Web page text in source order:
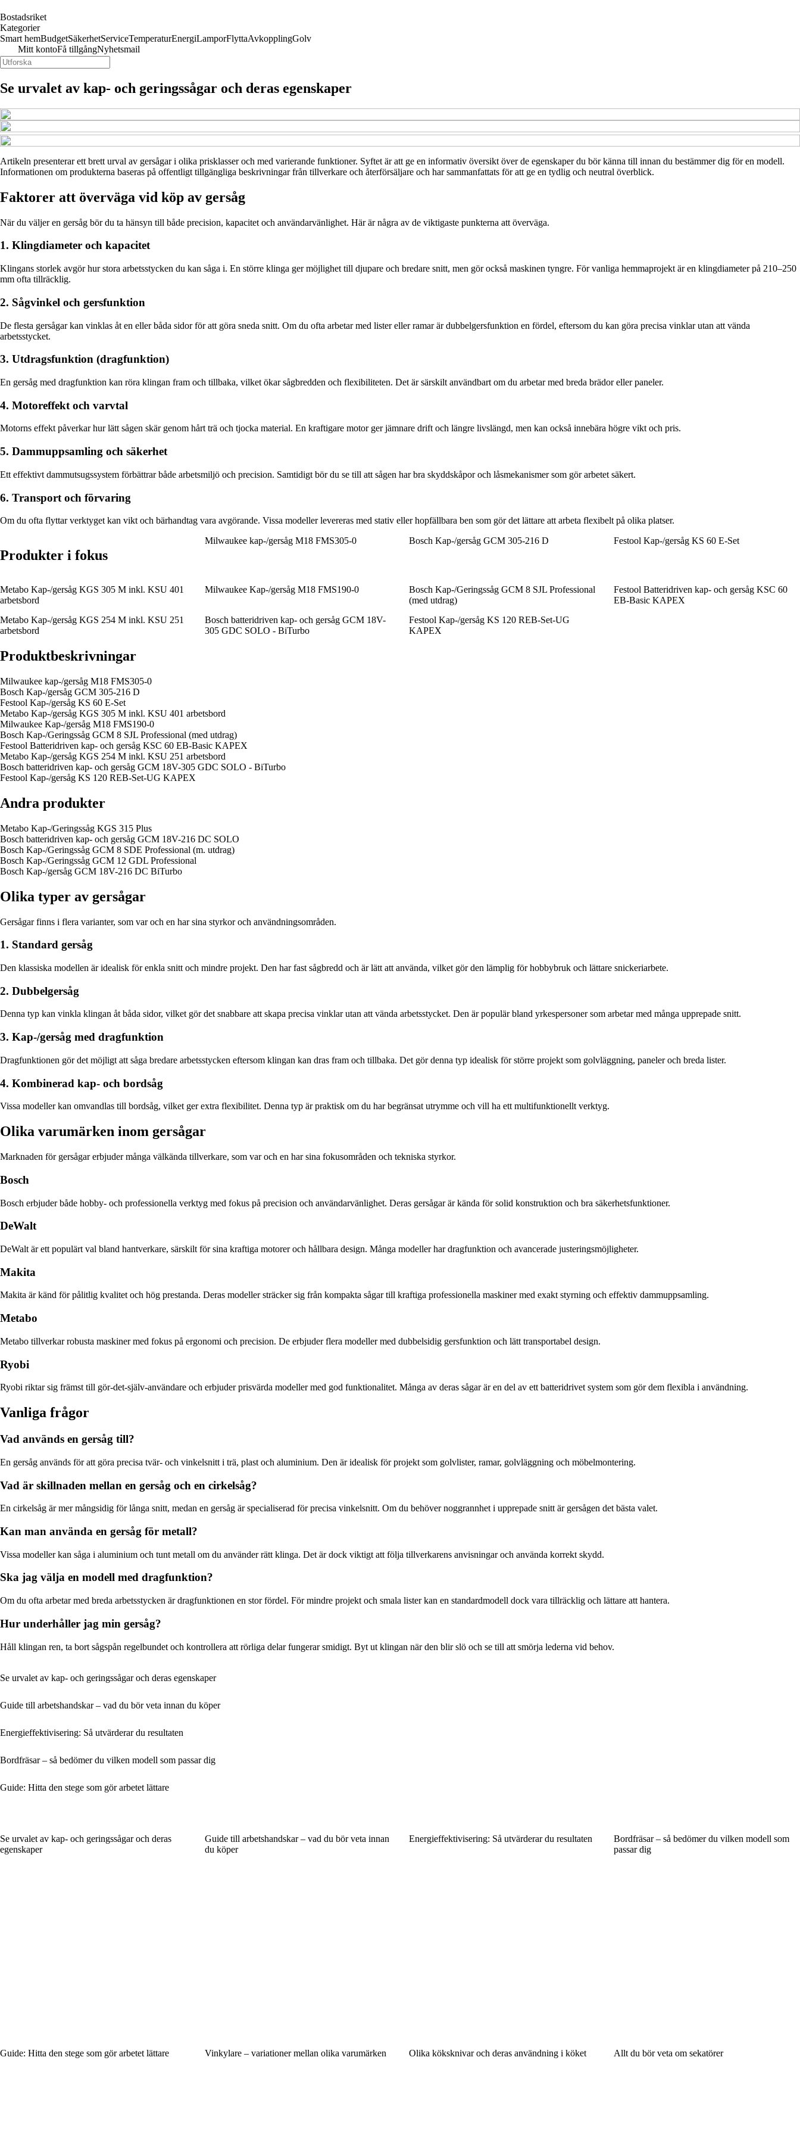
Bostadsriket
Kategorier
Smart hemBudgetSäkerhetServiceTemperaturEnergiLamporFlyttaAvkopplingGolv
Mitt kontoFå tillgångNyhetsmail
Se urvalet av kap- och geringssågar och deras egenskaper
Artikeln presenterar ett brett urval av gersågar i olika prisklasser och med varierande funktioner. Syftet är att ge en informativ översikt över de egenskaper du bör känna till innan du bestämmer dig för en modell.
Informationen om produkterna baseras på offentligt tillgängliga beskrivningar från tillverkare och återförsäljare och har sammanfattats för att ge en tydlig och neutral överblick.
Faktorer att överväga vid köp av gersåg
När du väljer en gersåg bör du ta hänsyn till både precision, kapacitet och användarvänlighet. Här är några av de viktigaste punkterna att överväga.
1. Klingdiameter och kapacitet
Klingans storlek avgör hur stora arbetsstycken du kan såga i. En större klinga ger möjlighet till djupare och bredare snitt, men gör också maskinen tyngre. För vanliga hemmaprojekt är en klingdiameter på 210–250
mm ofta tillräcklig.
2. Sågvinkel och gersfunktion
De flesta gersågar kan vinklas åt en eller båda sidor för att göra sneda snitt. Om du ofta arbetar med lister eller ramar är dubbelgersfunktion en fördel, eftersom du kan göra precisa vinklar utan att vända
arbetsstycket.
3. Utdragsfunktion (dragfunktion)
En gersåg med dragfunktion kan röra klingan fram och tillbaka, vilket ökar sågbredden och flexibiliteten. Det är särskilt användbart om du arbetar med breda brädor eller paneler.
4. Motoreffekt och varvtal
Motorns effekt påverkar hur lätt sågen skär genom hårt trä och tjocka material. En kraftigare motor ger jämnare drift och längre livslängd, men kan också innebära högre vikt och pris.
5. Dammuppsamling och säkerhet
Ett effektivt dammutsugssystem förbättrar både arbetsmiljö och precision. Samtidigt bör du se till att sågen har bra skyddskåpor och låsmekanismer som gör arbetet säkert.
6. Transport och förvaring
Om du ofta flyttar verktyget kan vikt och bärhandtag vara avgörande. Vissa modeller levereras med stativ eller hopfällbara ben som gör det lättare att arbeta flexibelt på olika platser.
Produkter i fokus
Milwaukee kap-/gersåg M18 FMS305-0 Bosch Kap-/gersåg GCM 305-216 D Festool Kap-/gersåg KS 60 E-Set
Metabo Kap-/gersåg KGS 305 M inkl. KSU 401
arbetsbord
Milwaukee Kap-/gersåg M18 FMS190-0
Bosch Kap-/Geringssåg GCM 8 SJL Professional
(med utdrag)
Festool Batteridriven kap- och gersåg KSC 60
EB-Basic KAPEX
Metabo Kap-/gersåg KGS 254 M inkl. KSU 251
arbetsbord
Bosch batteridriven kap- och gersåg GCM 18V-
305 GDC SOLO - BiTurbo
Festool Kap-/gersåg KS 120 REB-Set-UG
KAPEX
Produktbeskrivningar
Milwaukee kap-/gersåg M18 FMS305-0
Bosch Kap-/gersåg GCM 305-216 D
Festool Kap-/gersåg KS 60 E-Set
Metabo Kap-/gersåg KGS 305 M inkl. KSU 401 arbetsbord
Milwaukee Kap-/gersåg M18 FMS190-0
Bosch Kap-/Geringssåg GCM 8 SJL Professional (med utdrag)
Festool Batteridriven kap- och gersåg KSC 60 EB-Basic KAPEX
Metabo Kap-/gersåg KGS 254 M inkl. KSU 251 arbetsbord
Bosch batteridriven kap- och gersåg GCM 18V-305 GDC SOLO - BiTurbo
Festool Kap-/gersåg KS 120 REB-Set-UG KAPEX
Andra produkter
Metabo Kap-/Geringssåg KGS 315 Plus
Bosch batteridriven kap- och gersåg GCM 18V-216 DC SOLO
Bosch Kap-/Geringssåg GCM 8 SDE Professional (m. utdrag)
Bosch Kap-/Geringssåg GCM 12 GDL Professional
Bosch Kap-/gersåg GCM 18V-216 DC BiTurbo
Olika typer av gersågar
Gersågar finns i flera varianter, som var och en har sina styrkor och användningsområden.
1. Standard gersåg
Den klassiska modellen är idealisk för enkla snitt och mindre projekt. Den har fast sågbredd och är lätt att använda, vilket gör den lämplig för hobbybruk och lättare snickeriarbete.
2. Dubbelgersåg
Denna typ kan vinkla klingan åt båda sidor, vilket gör det snabbare att skapa precisa vinklar utan att vända arbetsstycket. Den är populär bland yrkespersoner som arbetar med många upprepade snitt.
3. Kap-/gersåg med dragfunktion
Dragfunktionen gör det möjligt att såga bredare arbetsstycken eftersom klingan kan dras fram och tillbaka. Det gör denna typ idealisk för större projekt som golvläggning, paneler och breda lister.
4. Kombinerad kap- och bordsåg
Vissa modeller kan omvandlas till bordsåg, vilket ger extra flexibilitet. Denna typ är praktisk om du har begränsat utrymme och vill ha ett multifunktionellt verktyg.
Olika varumärken inom gersågar
Marknaden för gersågar erbjuder många välkända tillverkare, som var och en har sina fokusområden och tekniska styrkor.
Bosch
Bosch erbjuder både hobby- och professionella verktyg med fokus på precision och användarvänlighet. Deras gersågar är kända för solid konstruktion och bra säkerhetsfunktioner.
DeWalt
DeWalt är ett populärt val bland hantverkare, särskilt för sina kraftiga motorer och hållbara design. Många modeller har dragfunktion och avancerade justeringsmöjligheter.
Makita
Makita är känd för pålitlig kvalitet och hög prestanda. Deras modeller sträcker sig från kompakta sågar till kraftiga professionella maskiner med exakt styrning och effektiv dammuppsamling.
Metabo
Metabo tillverkar robusta maskiner med fokus på ergonomi och precision. De erbjuder flera modeller med dubbelsidig gersfunktion och lätt transportabel design.
Ryobi
Ryobi riktar sig främst till gör-det-själv-användare och erbjuder prisvärda modeller med god funktionalitet. Många av deras sågar är en del av ett batteridrivet system som gör dem flexibla i användning.
Vanliga frågor
Vad används en gersåg till?
En gersåg används för att göra precisa tvär- och vinkelsnitt i trä, plast och aluminium. Den är idealisk för projekt som golvlister, ramar, golvläggning och möbelmontering.
Vad är skillnaden mellan en gersåg och en cirkelsåg?
En cirkelsåg är mer mångsidig för långa snitt, medan en gersåg är specialiserad för precisa vinkelsnitt. Om du behöver noggrannhet i upprepade snitt är gersågen det bästa valet.
Kan man använda en gersåg för metall?
Vissa modeller kan såga i aluminium och tunt metall om du använder rätt klinga. Det är dock viktigt att följa tillverkarens anvisningar och använda korrekt skydd.
Ska jag välja en modell med dragfunktion?
Om du ofta arbetar med breda arbetsstycken är dragfunktionen en stor fördel. För mindre projekt och smala lister kan en standardmodell dock vara tillräcklig och lättare att hantera.
Hur underhåller jag min gersåg?
Håll klingan ren, ta bort sågspån regelbundet och kontrollera att rörliga delar fungerar smidigt. Byt ut klingan när den blir slö och se till att smörja lederna vid behov.
Se urvalet av kap- och geringssågar och deras egenskaper
Guide till arbetshandskar – vad du bör veta innan du köper
Energieffektivisering: Så utvärderar du resultaten
Bordfräsar – så bedömer du vilken modell som passar dig
Guide: Hitta den stege som gör arbetet lättare
Se urvalet av kap- och geringssågar och deras
egenskaper
Guide till arbetshandskar – vad du bör veta innan
du köper
Energieffektivisering: Så utvärderar du resultaten
Bordfräsar – så bedömer du vilken modell som
passar dig
Guide: Hitta den stege som gör arbetet lättare Vinkylare – variationer mellan olika varumärken Olika köksknivar och deras användning i köket Allt du bör veta om sekatörer